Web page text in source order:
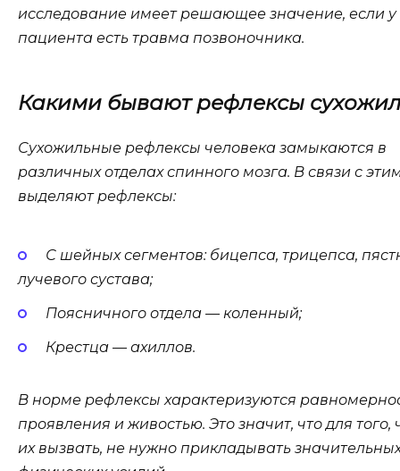
исследование имеет решающее значение, если у
пациента есть травма позвоночника.
Какими бывают рефлексы
Сухожильные рефлексы человека замыкаются в
различных отделах спинного мозга. В связи с
выделяют рефлексы:
С шейных сегментов: бицепса, трицепса,
лучевого сустава;
Поясничного отдела — коленный;
Крестца — ахиллов.
В норме рефлексы характеризуются
проявления и живостью. Это значит, что для того,
их вызвать, не нужно прикладывать